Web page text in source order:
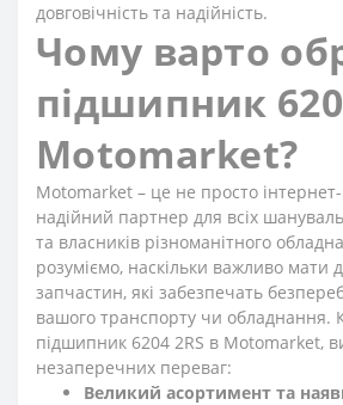
довговічність та надійність.
Чому варто
підшипник
Motomarket?
Motomarket – це не просто
надійний партнер для всіх
та власників різноманітного
розуміємо, наскільки важливо мати
запчастин, які забезпечать
вашого транспорту чи обладнання.
підшипник 6204 2RS в Motomarket,
незаперечних переваг:
Великий асортимент та